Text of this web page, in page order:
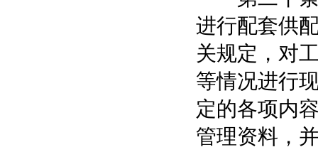
进行配套供
关规定，对
等情况进行
定的各项内
管理资料，